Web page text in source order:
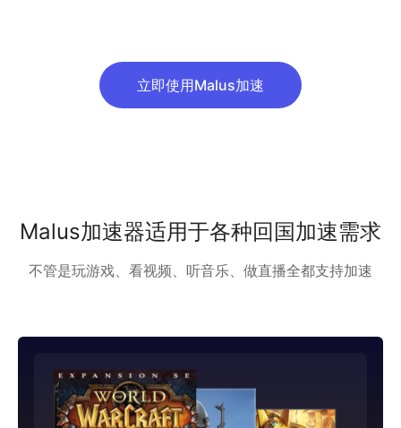
立即使用Malus加速
Malus加速器适用于各种回国加速需求
不管是玩游戏、看视频、听音乐、做直播全都支持加速